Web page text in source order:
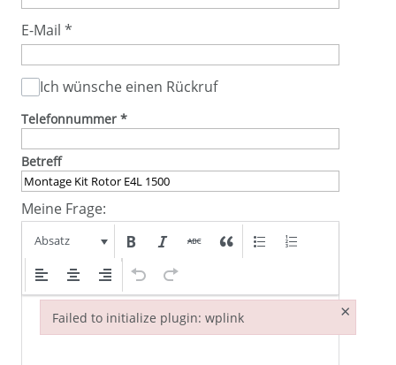
E-Mail *
Ich wünsche einen Rückruf
Telefonnummer *
Betreff
Meine Frage:
Absatz
Failed to initialize plugin: wplink ×
Failed to initialize plugin: wplink